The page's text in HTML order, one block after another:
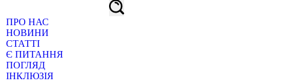
ПРО НАС
НОВИНИ
СТАТТІ
Є ПИТАННЯ
ПОГЛЯД
ІНКЛЮЗІЯ